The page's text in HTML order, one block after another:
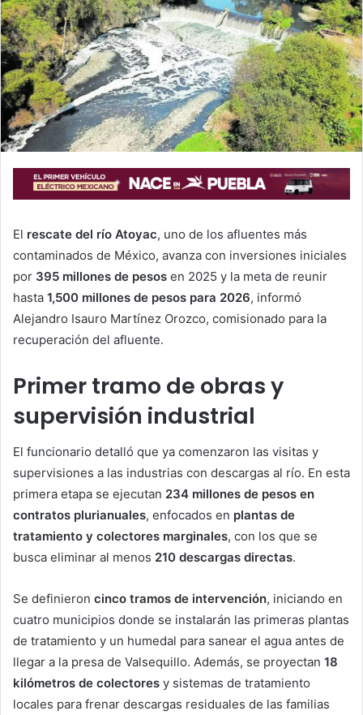
El rescate del río Atoyac, uno de los afluentes más
contaminados de México, avanza con inversiones iniciales
por 395 millones de pesos en 2025 y la meta de reunir
hasta 1,500 millones de pesos para 2026, informó
Alejandro Isauro Martínez Orozco, comisionado para la
recuperación del afluente.
Primer tramo de obras y
supervisión industrial
El funcionario detalló que ya comenzaron las visitas y
supervisiones a las industrias con descargas al río. En esta
primera etapa se ejecutan 234 millones de pesos en
contratos plurianuales, enfocados en plantas de
tratamiento y colectores marginales, con los que se
busca eliminar al menos 210 descargas directas.
Se definieron cinco tramos de intervención, iniciando en
cuatro municipios donde se instalarán las primeras plantas
de tratamiento y un humedal para sanear el agua antes de
llegar a la presa de Valsequillo. Además, se proyectan 18
kilómetros de colectores y sistemas de tratamiento
locales para frenar descargas residuales de las familias